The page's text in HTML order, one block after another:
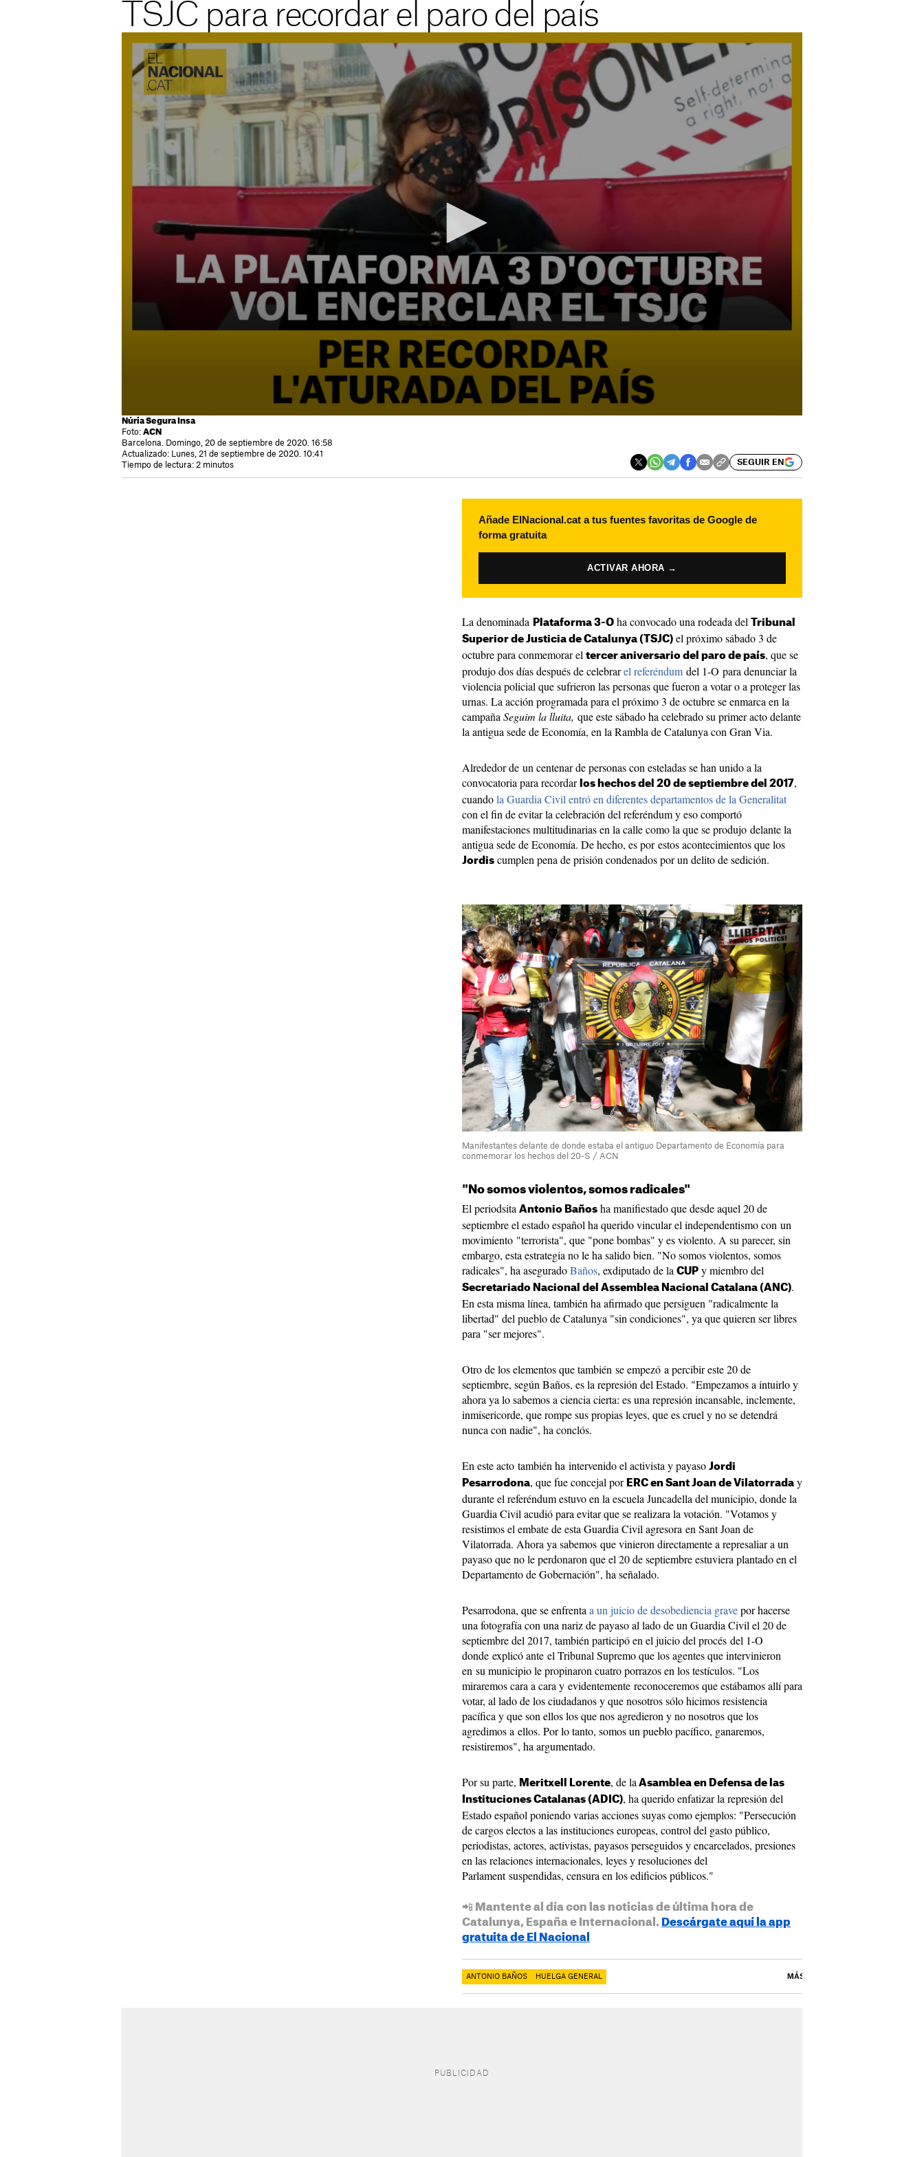
TSJC para recordar el paro del país
Núria Segura Insa
Foto: ACN
Barcelona. Domingo, 20 de septiembre de 2020. 16:58
Actualizado: Lunes, 21 de septiembre de 2020. 10:41
Tiempo de lectura: 2 minutos
SEGUIR EN
Añade ElNacional.cat a tus fuentes favoritas de Google de
forma gratuita
ACTIVAR AHORA →
La denominada Plataforma 3-O ha convocado una rodeada del
Tribunal
Superior de Justicia de Catalunya (TSJC) el próximo sábado 3 de
octubre para conmemorar el tercer aniversario del paro de país, que se
produjo dos días después de celebrarel referéndum del 1-O para denunciar la
violencia policial que sufrieron las personas que fueron a votar o a proteger las
urnas. La acción programada para el próximo 3 de octubre se enmarca en la
campaña Seguim la lluita, que este sábado ha celebrado su primer acto delante
la antigua sede de Economía, en la Rambla de Catalunya con Gran Via.
Alrededor de un centenar de personas con esteladas se han unido a la
convocatoria para recordar los hechos del 20 de septiembre del 2017,
cuandola Guardia Civil entró en diferentes departamentos de la Generalitat
con el fin de evitar la celebración del referéndum y eso comportó
manifestaciones multitudinarias en la calle como la que se produjo delante la
antigua sede de Economía. De hecho, es por estos acontecimientos que los
Jordis cumplen pena de prisión condenados por un delito de sedición.
Manifestantes delante de donde estaba el antiguo Departamento de Economía para
conmemorar los hechos del 20-S / ACN
"No somos violentos, somos radicales"
El periodsita Antonio Baños ha manifiestado que desde aquel 20 de
septiembre el estado español ha querido vincular el independentismo con un
movimiento "terrorista", que "pone bombas" y es violento. A su parecer, sin
embargo, esta estrategia no le ha salido bien. "No somos violentos, somos
radicales", ha aseguradoBaños, exdiputado de la CUP y miembro del
Secretariado Nacional del Assemblea Nacional Catalana (ANC).
En esta misma línea, también ha afirmado que persiguen "radicalmente la
libertad" del pueblo de Catalunya "sin condiciones", ya que quieren ser libres
para "ser mejores".
Otro de los elementos que también se empezó a percibir este 20 de
septiembre, según Baños, es la represión del Estado. "Empezamos a intuirlo y
ahora ya lo sabemos a ciencia cierta: es una represión incansable, inclemente,
inmisericorde, que rompe sus propias leyes, que es cruel y no se detendrá
nunca con nadie", ha conclós.
En este acto también ha intervenido el activista y payaso Jordi
Pesarrodona, que fue concejal por ERC en Sant Joan de Vilatorrada y
durante el referéndum estuvo en la escuela Juncadella del municipio, donde la
Guardia Civil acudió para evitar que se realizara la votación. "Votamos y
resistimos el embate de esta Guardia Civil agresora en Sant Joan de
Vilatorrada. Ahora ya sabemos que vinieron directamente a represaliar a un
payaso que no le perdonaron que el 20 de septiembre estuviera plantado en el
Departamento de Gobernación", ha señalado.
Pesarrodona, que se enfrenta a un juicio de desobediencia gravepor hacerse
una fotografía con una nariz de payaso al lado de un Guardia Civil el 20 de
septiembre del 2017, también participó en el juicio del procés del 1-O
donde explicó ante el Tribunal Supremo que los agentes que intervinieron
en su municipio le propinaron cuatro porrazos en los testículos. "Los
miraremos cara a cara y evidentemente reconoceremos que estábamos allí para
votar, al lado de los ciudadanos y que nosotros sólo hicimos resistencia
pacífica y que son ellos los que nos agredieron y no nosotros que los
agredimos a ellos. Por lo tanto, somos un pueblo pacífico, ganaremos,
resistiremos", ha argumentado.
Por su parte, Meritxell Lorente, de la Asamblea en Defensa de las
Instituciones Catalanas (ADIC), ha querido enfatizar la represión del
Estado español poniendo varias acciones suyas como ejemplos: "Persecución
de cargos electos a las instituciones europeas, control del gasto público,
periodistas, actores, activistas, payasos perseguidos y encarcelados, presiones
en las relaciones internacionales, leyes y resoluciones del
Parlament suspendidas, censura en los edificios públicos."
📲 Mantente al día con las noticias de última hora de
Catalunya, España e Internacional. Descárgate aquí la app
gratuita de El Nacional
ANTONIO BAÑOS HUELGA GENERAL MÁS